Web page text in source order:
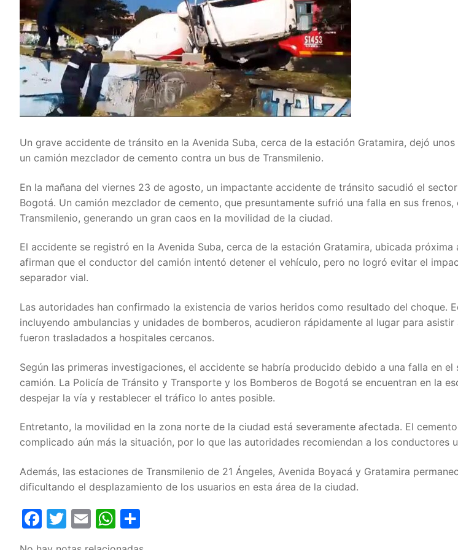
Un grave accidente de tránsito en la Avenida Suba, cerca de la estación Gratamira, dejó
un camión mezclador de cemento contra un bus de Transmilenio.
En la mañana del viernes 23 de agosto, un impactante accidente de tránsito sacudió el
Bogotá. Un camión mezclador de cemento, que presuntamente sufrió una falla en sus
Transmilenio, generando un gran caos en la movilidad de la ciudad.
El accidente se registró en la Avenida Suba, cerca de la estación Gratamira, ubicada próxima
afirman que el conductor del camión intentó detener el vehículo, pero no logró evitar el
separador vial.
Las autoridades han confirmado la existencia de varios heridos como resultado del choque.
incluyendo ambulancias y unidades de bomberos, acudieron rápidamente al lugar para
fueron trasladados a hospitales cercanos.
Según las primeras investigaciones, el accidente se habría producido debido a una falla en el
camión. La Policía de Tránsito y Transporte y los Bomberos de Bogotá se encuentran en la
despejar la vía y restablecer el tráfico lo antes posible.
Entretanto, la movilidad en la zona norte de la ciudad está severamente afectada. El
complicado aún más la situación, por lo que las autoridades recomiendan a los conductores
Además, las estaciones de Transmilenio de 21 Ángeles, Avenida Boyacá y Gratamira
dificultando el desplazamiento de los usuarios en esta área de la ciudad.
Facebook
Twitter
EmailWhatsApp